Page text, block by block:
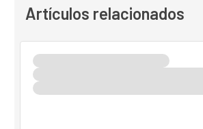
Artículos relacionados